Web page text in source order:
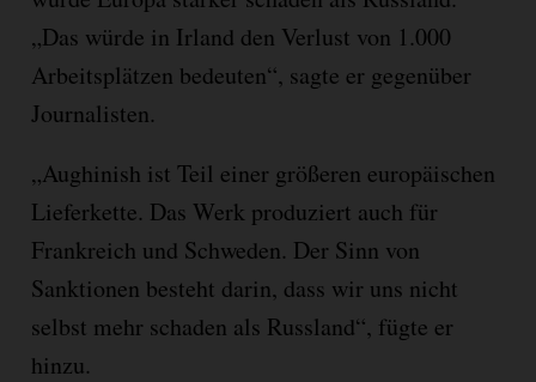
„Das würde in Irland den Verlust von 1.000
Arbeitsplätzen bedeuten“, sagte er gegenüber
Journalisten.
„Aughinish ist Teil einer größeren europäischen
Lieferkette. Das Werk produziert auch für
Frankreich und Schweden. Der Sinn von
Sanktionen besteht darin, dass wir uns nicht
selbst mehr schaden als Russland“, fügte er
hinzu.